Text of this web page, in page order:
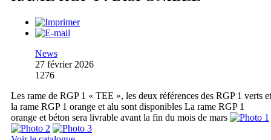
News
27 février 2026
1276
Les rame de RGP 1 « TEE », les deux références des RGP 1 verts et
la rame RGP 1 orange et alu sont disponibles La rame RGP 1
orange et béton sera livrable avant la fin du mois de mars